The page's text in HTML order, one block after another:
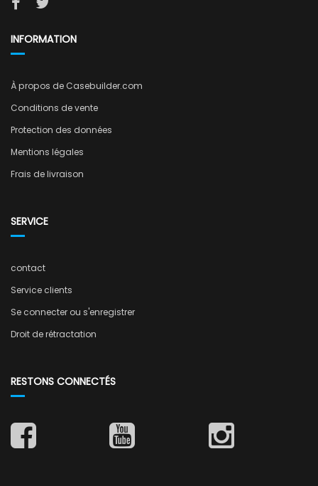
INFORMATION
À propos de Casebuilder.com
Conditions de vente
Protection des données
Mentions légales
Frais de livraison
SERVICE
contact
Service clients
Se connecter ou s'enregistrer
Droit de rétractation
RESTONS CONNECTÉS